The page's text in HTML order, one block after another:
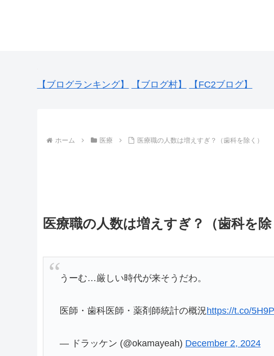
【ブログランキング】 【ブログ村】 【FC2ブログ】
ホーム 医療 医療職の人数は増えすぎ？（歯科を除く）
医療職の人数は増えすぎ？（歯科を除
うーむ…厳しい時代が来そうだわ。
医師・歯科医師・薬剤師統計の概況https://t.co/
— ドラッケン (@okamayeah) December 2, 2024